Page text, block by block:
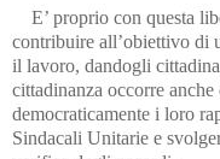
E’ proprio con questa
contribuire all’obiettivo di
il lavoro, dandogli
cittadinanza occorre
democraticamente i loro
Sindacali Unitarie e